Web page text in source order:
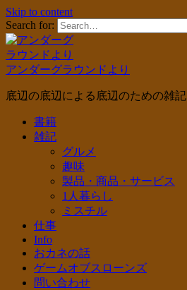
Skip to content
Search for:
アンダーグラウンドより
底辺の底辺による底辺のための雑記
書籍
雑記
グルメ
趣味
製品・商品・サービス
1人暮らし
ミスチル
仕事
Info
おカネの話
ゲームオブスローンズ
問い合わせ